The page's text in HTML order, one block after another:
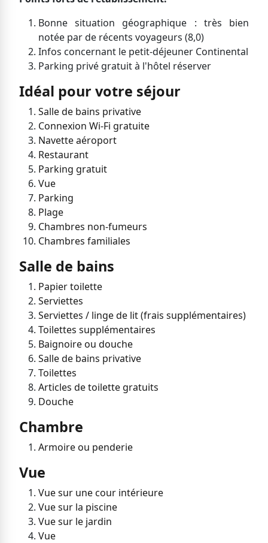
Bonne situation géographique : très bien
notée par de récents voyageurs (8,0)
Infos concernant le petit-déjeuner Continental
Parking privé gratuit à l'hôtel réserver
Idéal pour votre séjour
Salle de bains privative
Connexion Wi-Fi gratuite
Navette aéroport
Restaurant
Parking gratuit
Vue
Parking
Plage
Chambres non-fumeurs
Chambres familiales
Salle de bains
Papier toilette
Serviettes
Serviettes / linge de lit (frais supplémentaires)
Toilettes supplémentaires
Baignoire ou douche
Salle de bains privative
Toilettes
Articles de toilette gratuits
Douche
Chambre
Armoire ou penderie
Vue
Vue sur une cour intérieure
Vue sur la piscine
Vue sur le jardin
Vue